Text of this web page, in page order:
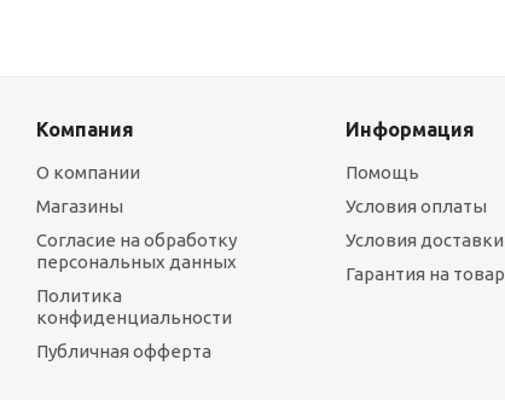
Компания
О компании
Магазины
Согласие на обработку
персональных данных
Политика
конфиденциальности
Публичная офферта
Информация
Помощь
Условия оплаты
Условия доставки
Гарантия на товар